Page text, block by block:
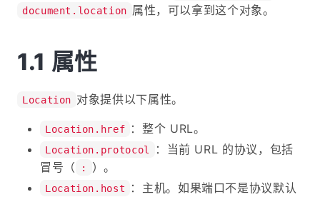
document.location 属性，可以拿到这个对象。
属性
Location 对象提供以下属性。
Location.href ：整个 URL。
Location.protocol
：当前 URL 的协议，包括
冒号（
: ）。
Location.host
：主机。如果端口不是协议默认